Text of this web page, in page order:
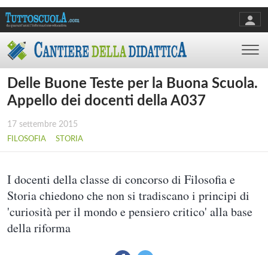
Delle Buone Teste per la Buona Scuola.
Appello dei docenti della A037
17 settembre 2015
FILOSOFIA STORIA
I docenti della classe di concorso di Filosofia e
Storia chiedono che non si tradiscano i principi di
'curiosità per il mondo e pensiero critico' alla base
della riforma